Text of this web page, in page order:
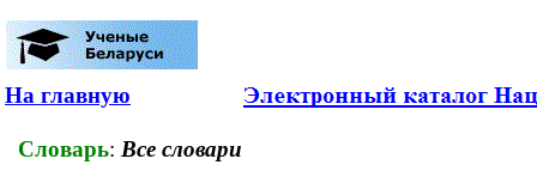
На главную
Словарь: Все словари